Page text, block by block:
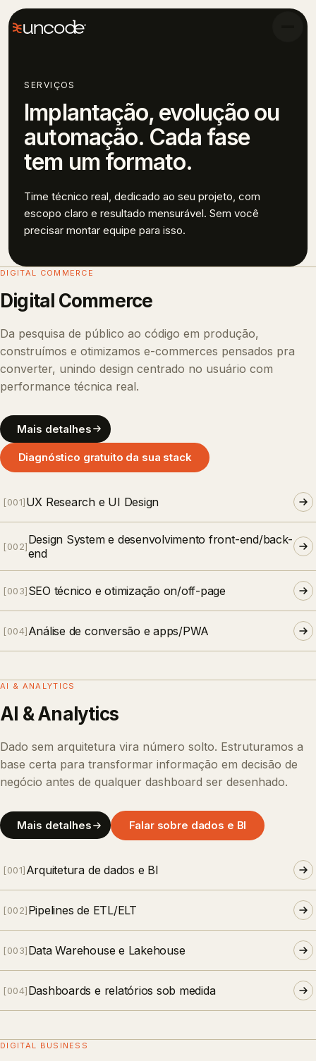
SERVIÇOS
Implantação, evolução ou
automação. Cada fase
tem um formato.
Time técnico real, dedicado ao seu projeto, com
escopo claro e resultado mensurável. Sem você
precisar montar equipe para isso.
DIGITAL COMMERCE
Digital Commerce
Da pesquisa de público ao código em produção,
construímos e otimizamos e-commerces pensados pra
converter, unindo design centrado no usuário com
performance técnica real.
Mais detalhes
Diagnóstico gratuito da sua stack
[001]UX Research e UI Design
[002]Design System e desenvolvimento front-end/back-
end
[003]SEO técnico e otimização on/off-page
[004]Análise de conversão e apps/PWA
AI & ANALYTICS
AI & Analytics
Dado sem arquitetura vira número solto. Estruturamos a
base certa para transformar informação em decisão de
negócio antes de qualquer dashboard ser desenhado.
Mais detalhes Falar sobre dados e BI
[001]Arquitetura de dados e BI
[002]Pipelines de ETL/ELT
[003]Data Warehouse e Lakehouse
[004]Dashboards e relatórios sob medida
DIGITAL BUSINESS